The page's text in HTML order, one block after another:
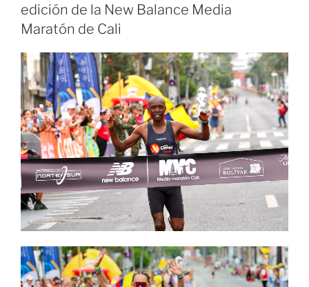
edición de la New Balance Media
Maratón de Cali